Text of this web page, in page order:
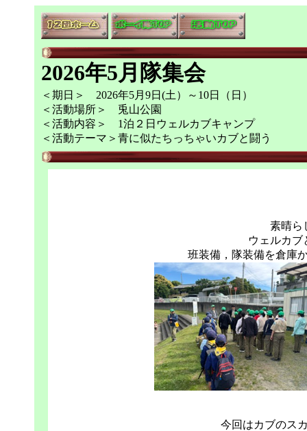
2026年5月隊集会
＜期日＞ 2026年5月9日(土）～10日（日）
＜活動場所＞ 兎山公園
＜活動内容＞ 1泊２日ウェルカブキャンプ
＜活動テーマ＞青に似たちっちゃいカブと闘う
素晴ら
ウェルカブ
班装備，隊装備を倉庫
今回はカブのス